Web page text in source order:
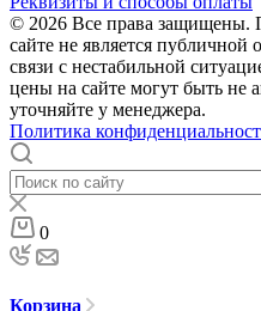
© 2026 Все права защищены.
сайте не является
связи с нестабильной
цены на сайте могут быть
уточняйте у менеджера.
Политика
0
Корзина